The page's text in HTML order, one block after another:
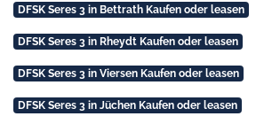
DFSK Seres 3 in Bettrath Kaufen oder leasen
DFSK Seres 3 in Rheydt Kaufen oder leasen
DFSK Seres 3 in Viersen Kaufen oder leasen
DFSK Seres 3 in Jüchen Kaufen oder leasen